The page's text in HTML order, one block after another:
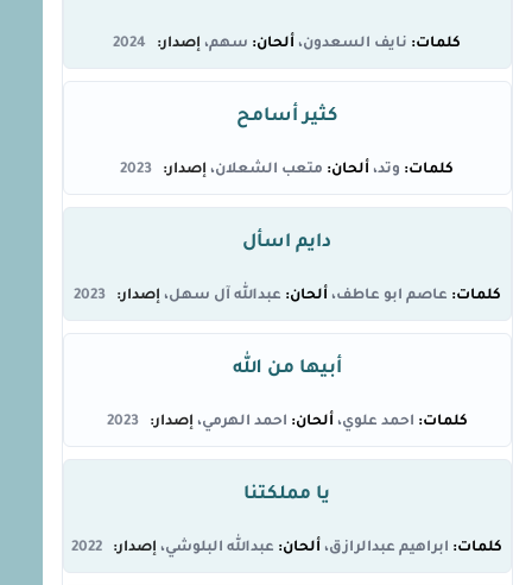
نايف السعدون سهم 2024
كثير أسامح
وتد متعب الشعلان 2023
دايم اسأل
عاصم ابو عاطف عبدالله آل سهل 2023
أبيها من الله
احمد علوي احمد الهرمي 2023
يا مملكتنا
ابراهيم عبدالرازق عبدالله البلوشي 2022